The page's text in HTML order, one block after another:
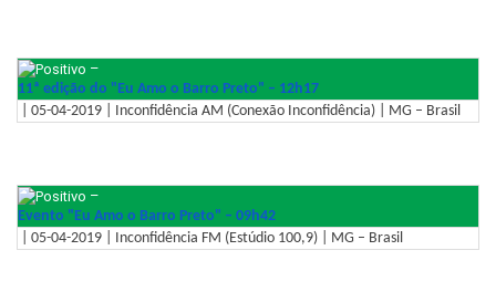
–
11ª edição do "Eu Amo o Barro Preto" – 12h17
| 05-04-2019 | Inconfidência AM (Conexão Inconfidência) | MG – Brasil
–
Evento "Eu Amo o Barro Preto" – 09h42
| 05-04-2019 | Inconfidência FM (Estúdio 100,9) | MG – Brasil